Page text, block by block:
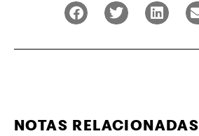
NOTAS RELACIONADAS